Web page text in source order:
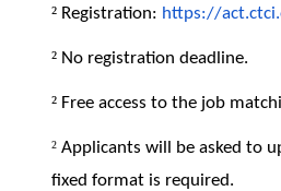
² Registration: https://
² No registration deadline.
² Free access to the job
² Applicants will be asked to
fixed format is required.